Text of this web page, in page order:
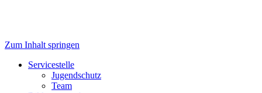
Servicestelle Kinder- und
Jugendschutz
Zum Inhalt springen
Servicestelle
Jugendschutz
Team